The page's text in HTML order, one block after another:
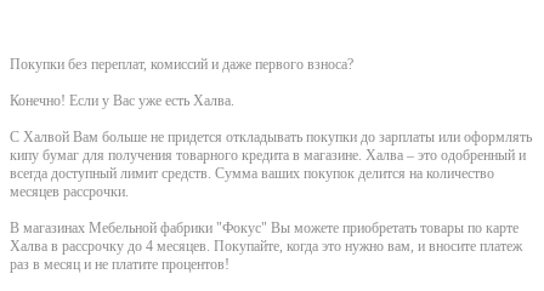
Покупки без переплат, комиссий и даже первого взноса?
Конечно! Если у Вас уже есть Халва.
С Халвой Вам больше не придется откладывать покупки до зарплаты или оформлять
кипу бумаг для получения товарного кредита в магазине. Халва – это одобренный и
всегда доступный лимит средств. Сумма ваших покупок делится на количество
месяцев рассрочки.
В магазинах Мебельной фабрики "Фокус" Вы можете приобретать товары по карте
Халва в рассрочку до 4 месяцев. Покупайте, когда это нужно вам, и вносите платеж
раз в месяц и не платите процентов!